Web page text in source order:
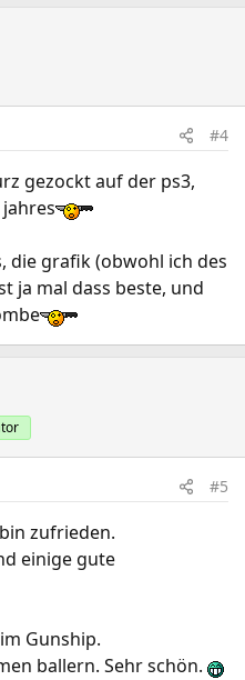
#4
gezockt auf der ps3,
die grafik (obwohl ich des
ja mal dass beste, und
#5
zufrieden.
einige gute
Gunship.
ballern. Sehr schön.